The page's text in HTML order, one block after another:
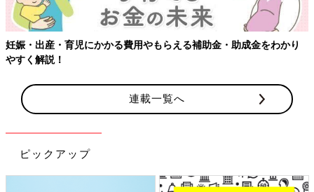
妊娠・出産・育児にかかる費用やもらえる補助金・助成金をわかり
やすく解説！
連載一覧へ
ピックアップ